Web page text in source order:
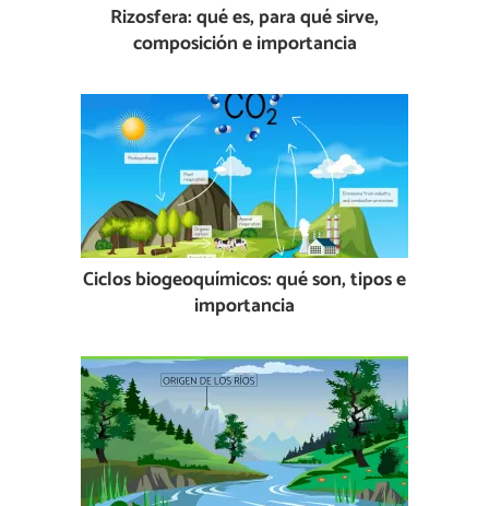
Rizosfera: qué es, para qué sirve,
composición e importancia
Ciclos biogeoquímicos: qué son, tipos e
importancia